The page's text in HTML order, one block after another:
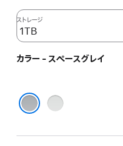
ストレージ
カラー - スペースグレイ
シ
ル